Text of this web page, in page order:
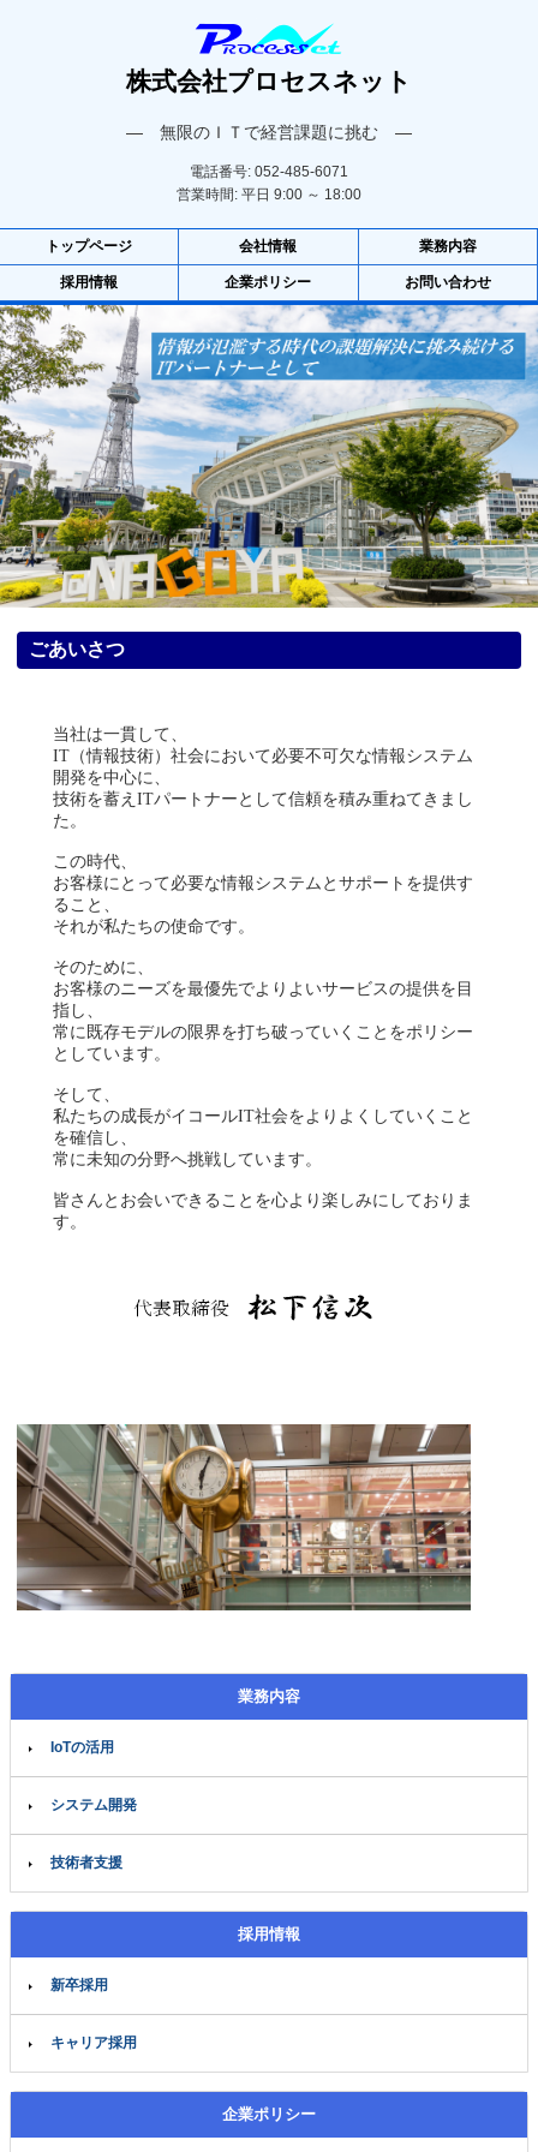
株式会社プロセスネット
― 無限のＩＴで経営課題に挑む ―
電話番号: 052-485-6071
営業時間: 平日 9:00 ～ 18:00
トップページ 会社情報 業務内容
採用情報 企業ポリシー お問い合わせ
ごあいさつ
当社は一貫して、
IT（情報技術）社会において必要不可欠な情報システム
開発を中心に、
技術を蓄えITパートナーとして信頼を積み重ねてきまし
た。
この時代、
お客様にとって必要な情報システムとサポートを提供す
ること、
それが私たちの使命です。
そのために、
お客様のニーズを最優先でよりよいサービスの提供を目
指し、
常に既存モデルの限界を打ち破っていくことをポリシー
としています。
そして、
私たちの成長がイコールIT社会をよりよくしていくこと
を確信し、
常に未知の分野へ挑戦しています。
皆さんとお会いできることを心より楽しみにしておりま
す。
業務内容
IoTの活用
システム開発
技術者支援
採用情報
新卒採用
キャリア採用
企業ポリシー